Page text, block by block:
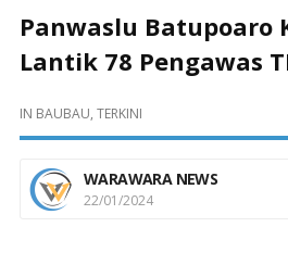
Panwaslu Batupoaro
Lantik 78 Pengawas
IN BAUBAU, TERKINI
WARAWARA NEWS
22/01/2024